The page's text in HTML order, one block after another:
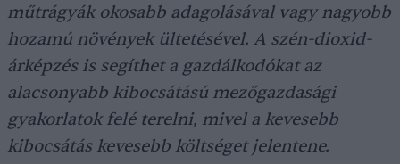
műtrágyák okosabb adagolásával vagy nagyobb
hozamú növények ültetésével. A szén-dioxid-
árképzés is segíthet a gazdálkodókat az
alacsonyabb kibocsátású mezőgazdasági
gyakorlatok felé terelni, mivel a kevesebb
kibocsátás kevesebb költséget jelentene.